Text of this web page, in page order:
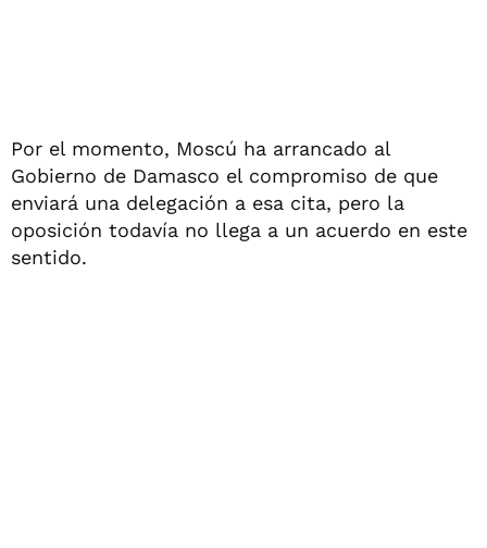
Por el momento, Moscú ha arrancado al
Gobierno de Damasco el compromiso de que
enviará una delegación a esa cita, pero la
oposición todavía no llega a un acuerdo en este
sentido.